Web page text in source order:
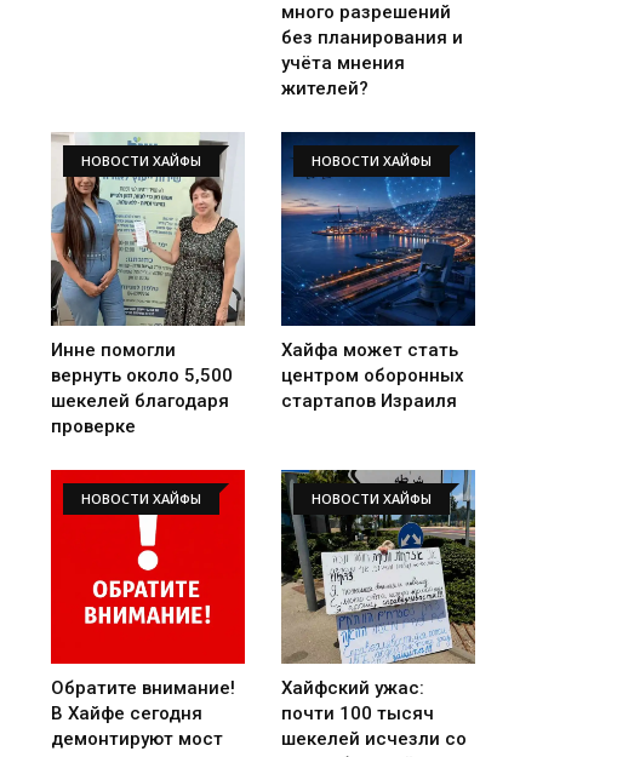
много разрешений
без планирования и
учёта мнения
жителей?
НОВОСТИ ХАЙФЫ
Инне помогли
вернуть около 5,500
шекелей благодаря
проверке
НОВОСТИ ХАЙФЫ
Хайфа может стать
центром оборонных
стартапов Израиля
НОВОСТИ ХАЙФЫ
Обратите внимание!
В Хайфе сегодня
демонтируют мост
НОВОСТИ ХАЙФЫ
Хайфский ужас:
почти 100 тысяч
шекелей исчезли со